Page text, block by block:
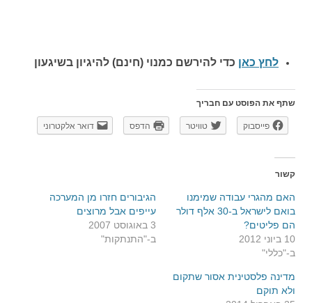
לחץ כאן כדי להירשם כמנוי (חינם) להיגיון בשיגעון
שתף את הפוסט עם חבריך
פייסבוק טוויטר הדפס דואר אלקטרוני
קשור
האם מהגרי עבודה שמימנו
בואם לישראל ב-30 אלף דולר
הם פליטים?
10 ביוני 2012
ב-"כללי"
הגיבורים חזרו מן המערכה
עייפים אבל מרוצים
3 באוגוסט 2007
ב-"התנתקות"
מדינה פלסטינית אסור שתקום
ולא תוקם